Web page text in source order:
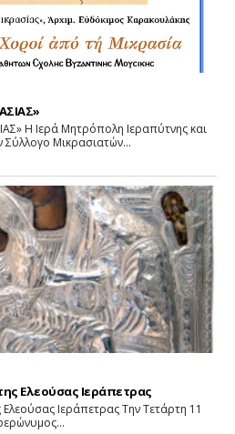
και
Σύλλογο Μικρασιατών...
Ελεούσας Ιεράπετρας
Ιεράπετρας Την Τετάρτη 11